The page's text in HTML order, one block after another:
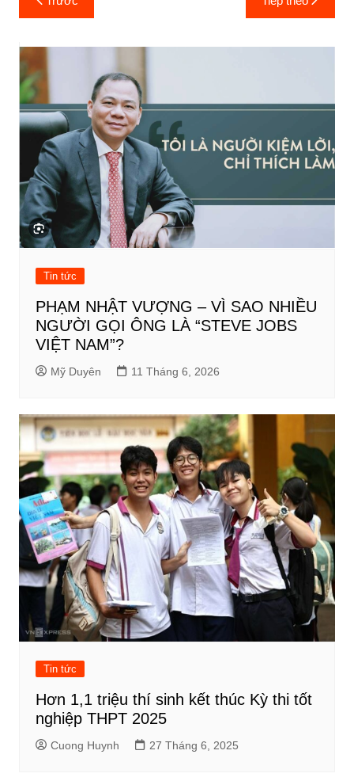
hướng
bài
viết
Tin tức
PHẠM NHẬT VƯỢNG – VÌ SAO NHIỀU
NGƯỜI GỌI ÔNG LÀ “STEVE JOBS
VIỆT NAM”?
Mỹ Duyên 11 Tháng 6, 2026
Tin tức
Hơn 1,1 triệu thí sinh kết thúc Kỳ thi tốt
nghiệp THPT 2025
Cuong Huynh 27 Tháng 6, 2025